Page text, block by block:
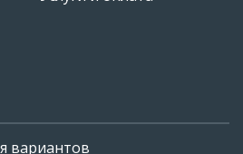
вариантов